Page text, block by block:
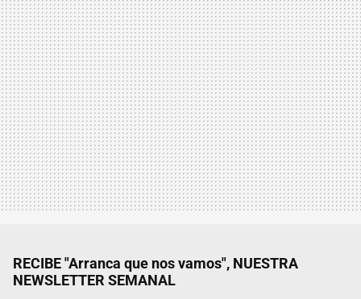
RECIBE "Arranca que nos vamos", NUESTRA
NEWSLETTER SEMANAL